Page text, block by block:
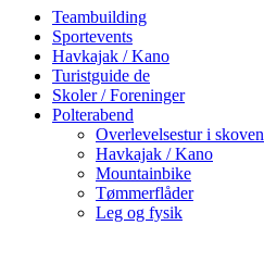
Teambuilding
Sportevents
Havkajak / Kano
Turistguide de
Skoler / Foreninger
Polterabend
Overlevelsestur i skoven
Havkajak / Kano
Mountainbike
Tømmerflåder
Leg og fysik